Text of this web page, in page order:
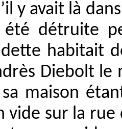
y avait là
été détruite
habitait
Diebolt le
maison
vide sur la